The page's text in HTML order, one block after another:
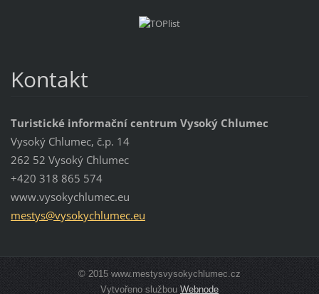
Kontakt
Turistické informační centrum Vysoký Chlumec
Vysoký Chlumec, č.p. 14
262 52 Vysoký Chlumec
+420 318 865 574
www.vysokychlumec.eu
mestys@vysokychlumec.eu
© 2015 www.mestysvysokychlumec.cz
Vytvořeno službouWebnode